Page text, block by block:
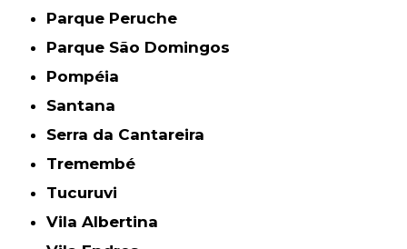
Parque Peruche
Parque São Domingos
Pompéia
Santana
Serra da Cantareira
Tremembé
Tucuruvi
Vila Albertina